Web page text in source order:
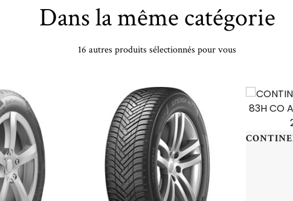
Dans la même catégorie
16 autres produits sélectionnés pour vous